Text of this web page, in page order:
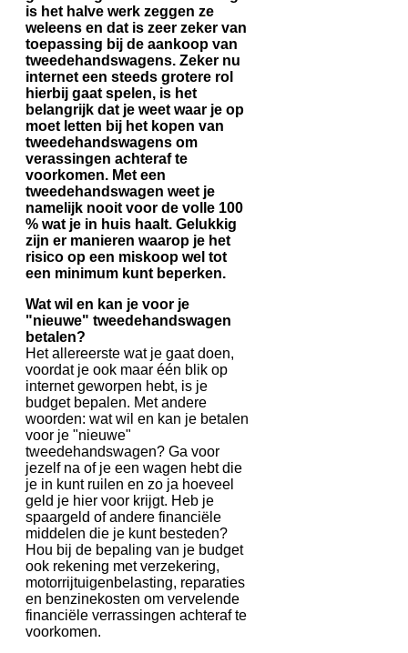
is het halve werk zeggen ze
weleens en dat is zeer zeker van
toepassing bij de aankoop van
tweedehandswagens. Zeker nu
internet een steeds grotere rol
hierbij gaat spelen, is het
belangrijk dat je weet waar je op
moet letten bij het kopen van
tweedehandswagens om
verassingen achteraf te
voorkomen. Met een
tweedehandswagen weet je
namelijk nooit voor de volle 100
% wat je in huis haalt. Gelukkig
zijn er manieren waarop je het
risico op een miskoop wel tot
een minimum kunt beperken.
Wat wil en kan je voor je
"nieuwe" tweedehandswagen
betalen?
Het allereerste wat je gaat doen,
voordat je ook maar één blik op
internet geworpen hebt, is je
budget bepalen. Met andere
woorden: wat wil en kan je betalen
voor je "nieuwe"
tweedehandswagen? Ga voor
jezelf na of je een wagen hebt die
je in kunt ruilen en zo ja hoeveel
geld je hier voor krijgt. Heb je
spaargeld of andere financiële
middelen die je kunt besteden?
Hou bij de bepaling van je budget
ook rekening met verzekering,
motorrijtuigenbelasting, reparaties
en benzinekosten om vervelende
financiële verrassingen achteraf te
voorkomen.